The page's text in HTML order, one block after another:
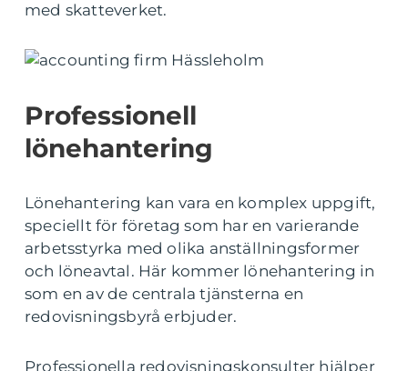
med skatteverket.
Professionell
lönehantering
Lönehantering kan vara en komplex uppgift,
speciellt för företag som har en varierande
arbetsstyrka med olika anställningsformer
och löneavtal. Här kommer lönehantering in
som en av de centrala tjänsterna en
redovisningsbyrå erbjuder.
Professionella redovisningskonsulter hjälper